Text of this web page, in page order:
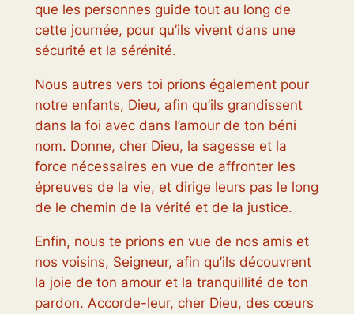
que les personnes guide tout au long de
cette journée, pour qu’ils vivent dans une
sécurité et la sérénité.
Nous autres vers toi prions également pour
notre enfants, Dieu, afin qu’ils grandissent
dans la foi avec dans l’amour de ton béni
nom. Donne, cher Dieu, la sagesse et la
force nécessaires en vue de affronter les
épreuves de la vie, et dirige leurs pas le long
de le chemin de la vérité et de la justice.
Enfin, nous te prions en vue de nos amis et
nos voisins, Seigneur, afin qu’ils découvrent
la joie de ton amour et la tranquillité de ton
pardon. Accorde-leur, cher Dieu, des cœurs